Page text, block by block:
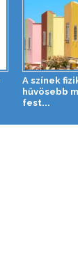
A színek
hűvösebb
fest...